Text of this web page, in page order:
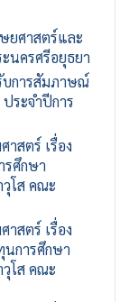
ยศาสตร์และ
นครศรีอยุธยา
บการสัมภาษณ์
ระจำปีการ
สตร์ เรื่อง
รศึกษา
โส คณะ
สตร์ เรื่อง
การศึกษา
โส คณะ